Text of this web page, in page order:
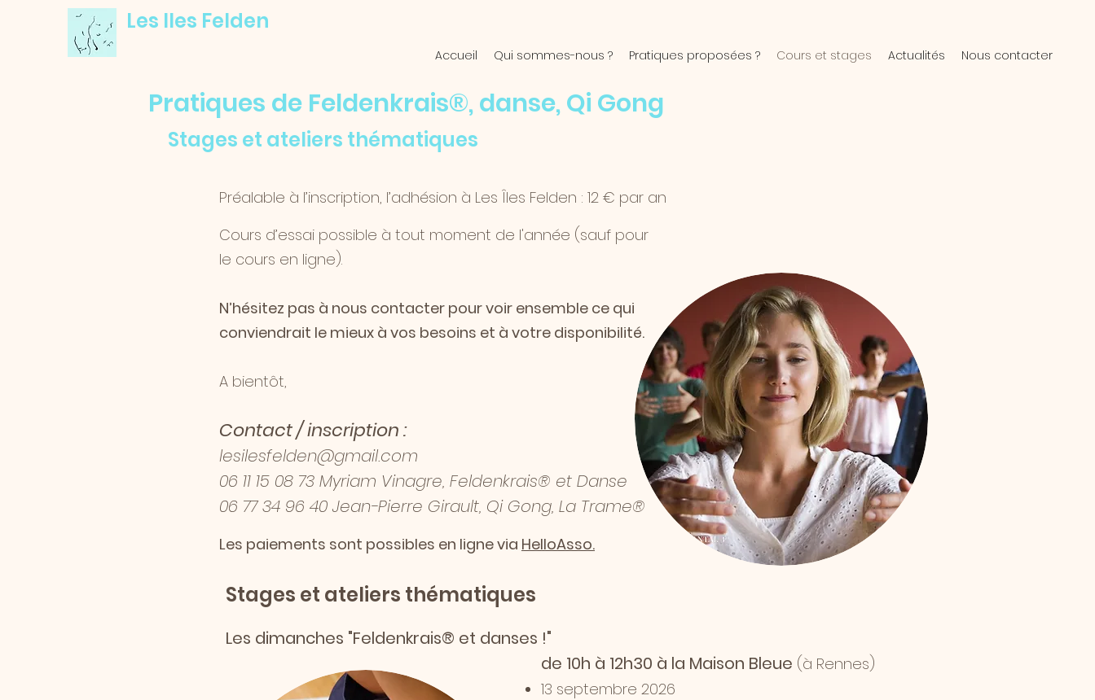
Les Iles Felden
Accueil Qui sommes-nous ? Pratiques proposées ? Cours et stages Actualités Nous contacter
Pratiques de Feldenkrais®, danse, Qi Gong
Stages et ateliers thématiques
Préalable à l’inscription, l’adhésion à Les Îles Felden : 12 € par an
Cours d’essai possible à tout moment de l'année (sauf pour
le cours en ligne).
N’hésitez pas à nous contacter pour voir ensemble ce qui
conviendrait le mieux à vos besoins et à votre disponibilité.
A bientôt,
Contact / inscription :
lesilesfelden@gmail.com
​06 11 15 08 73 Myriam Vinagre, Feldenkrais® et Danse
06 77 34 96 40 Jean-Pierre Girault, Qi Gong, La Trame®
Les paiements sont possibles en ligne via HelloAsso.
Stages et ateliers thématiques
Les dimanches "Feldenkrais® et danses !"
de 10h à 12h30 à la Maison Bleue (à Rennes)
13 septembre 2026